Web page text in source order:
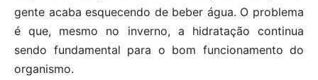
gente acaba esquecendo de beber água. O problema
é que, mesmo no inverno, a hidratação continua
sendo fundamental para o bom funcionamento do
organismo.